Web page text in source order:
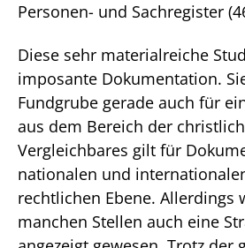
Personen- und Sachregister
Diese sehr materialreiche
imposante Dokumentation.
Fundgrube gerade auch für
aus dem Bereich der
Vergleichbares gilt für
nationalen und
rechtlichen Ebene. Allerdings
manchen Stellen auch eine